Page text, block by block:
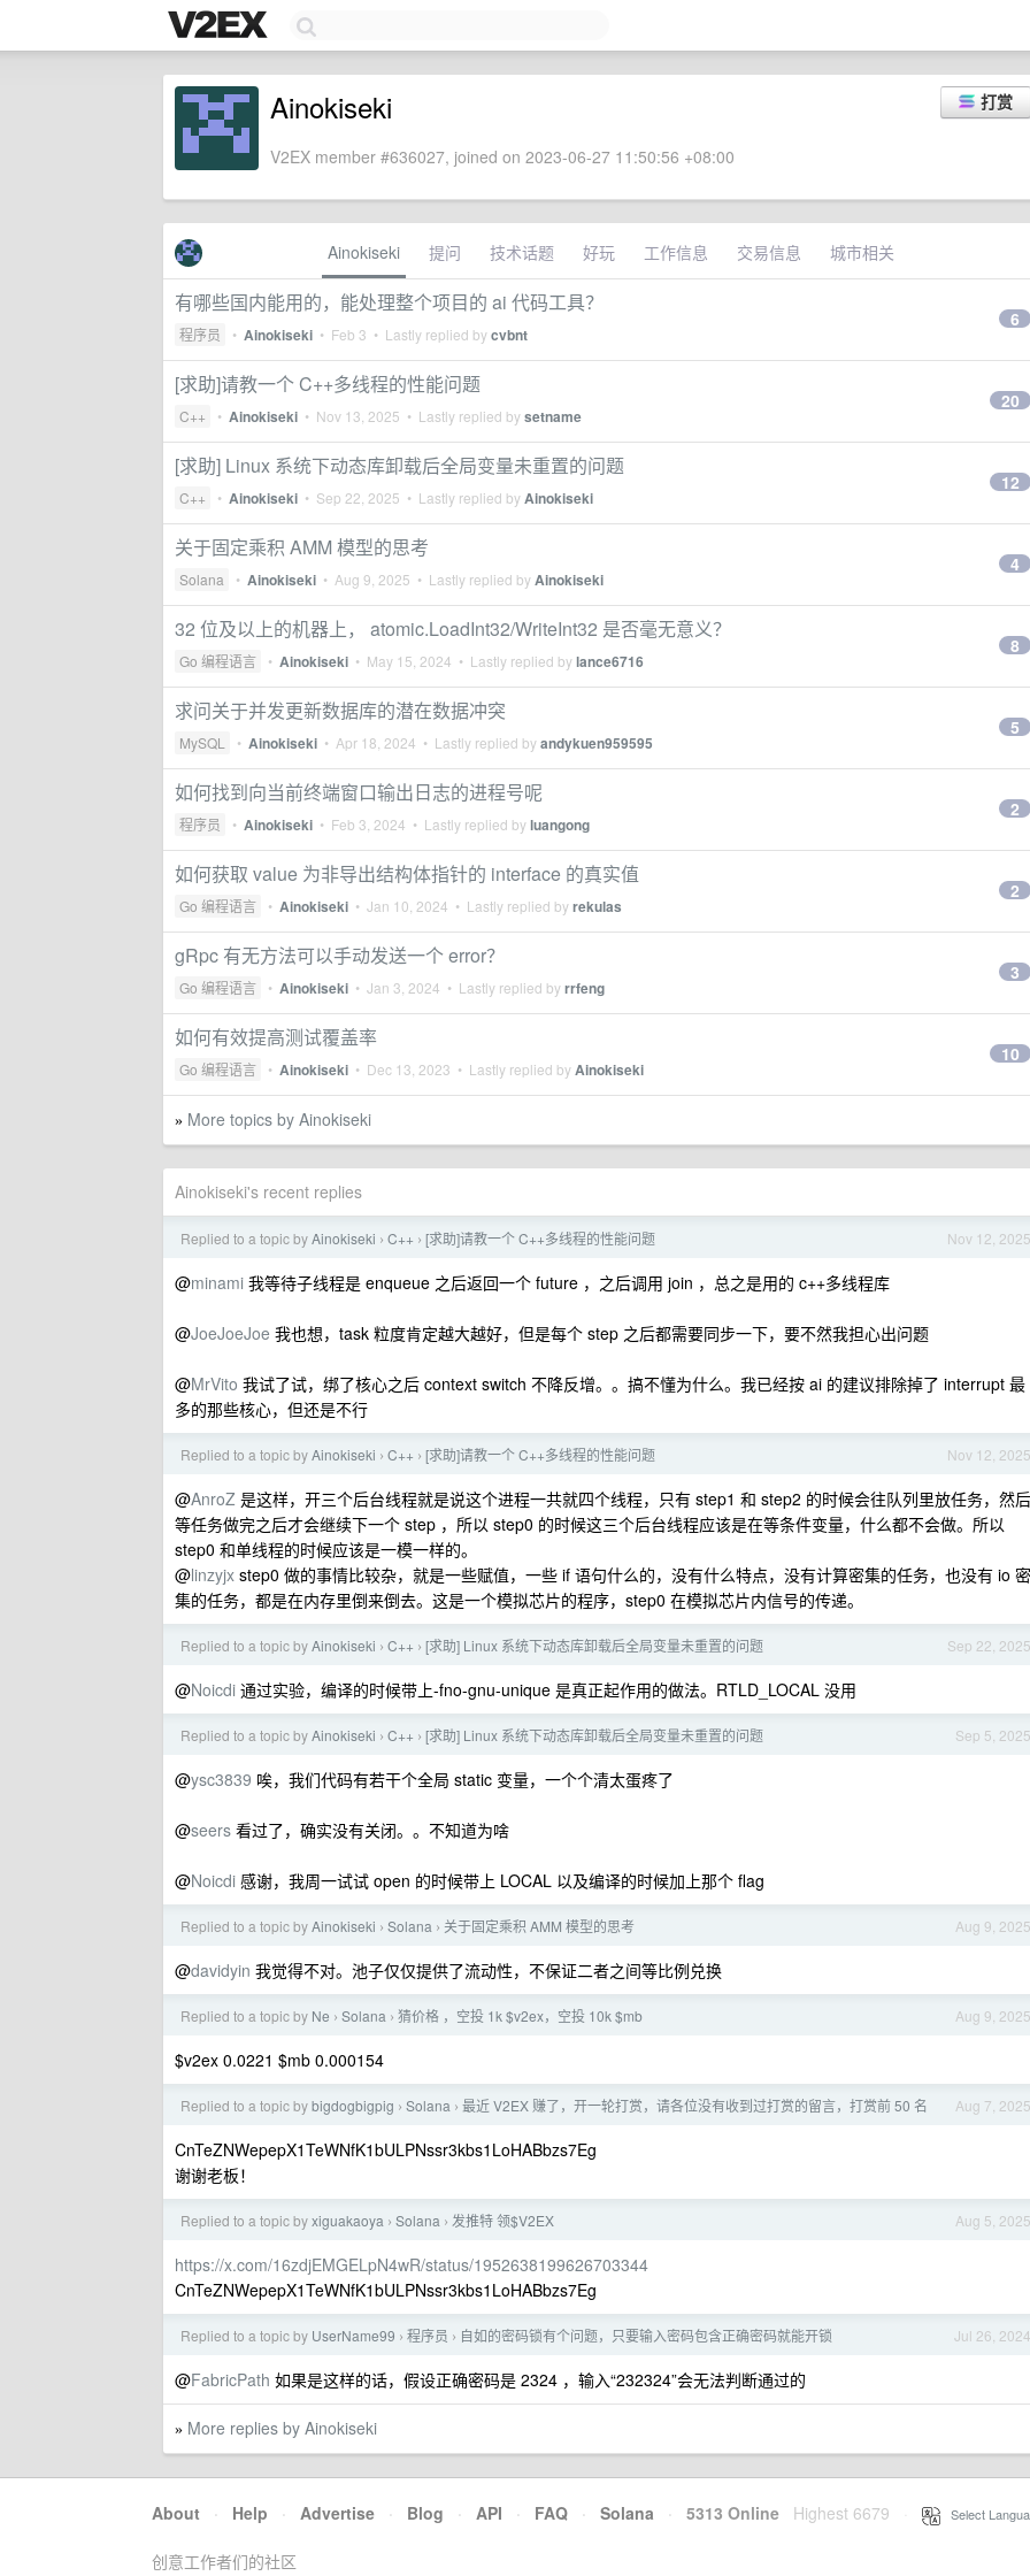
打赏
Ainokiseki
V2EX member #636027, joined on 2023-06-27 11:50:56 +08:00
Ainokiseki 提问 技术话题 好玩 工作信息 交易信息 城市相关
有哪些国内能用的，能处理整个项目的 ai 代码工具？
程序员 • Ainokiseki • Feb 3 • Lastly replied bycvbnt
6
[求助]请教一个 C++多线程的性能问题
C++ • Ainokiseki • Nov 13, 2025 • Lastly replied bysetname
20
[求助] Linux 系统下动态库卸载后全局变量未重置的问题
C++ • Ainokiseki • Sep 22, 2025 • Lastly replied byAinokiseki
12
关于固定乘积 AMM 模型的思考
Solana • Ainokiseki • Aug 9, 2025 • Lastly replied byAinokiseki
4
32 位及以上的机器上， atomic.LoadInt32/WriteInt32 是否毫无意义？
Go 编程语言 • Ainokiseki • May 15, 2024 • Lastly replied bylance6716
8
求问关于并发更新数据库的潜在数据冲突
MySQL • Ainokiseki • Apr 18, 2024 • Lastly replied byandykuen959595
5
如何找到向当前终端窗口输出日志的进程号呢
程序员 • Ainokiseki • Feb 3, 2024 • Lastly replied byluangong
2
如何获取 value 为非导出结构体指针的 interface 的真实值
Go 编程语言 • Ainokiseki • Jan 10, 2024 • Lastly replied byrekulas
2
gRpc 有无方法可以手动发送一个 error？
Go 编程语言 • Ainokiseki • Jan 3, 2024 • Lastly replied byrrfeng
3
如何有效提高测试覆盖率
Go 编程语言 • Ainokiseki • Dec 13, 2023 • Lastly replied byAinokiseki
10
» More topics by Ainokiseki
Ainokiseki's recent replies
Nov 12, 2025
Replied to a topic byAinokiseki › C++ › [求助]请教一个 C++多线程的性能问题
@minami 我等待子线程是 enqueue 之后返回一个 future ，之后调用 join ，总之是用的 c++多线程库
@JoeJoeJoe 我也想，task 粒度肯定越大越好，但是每个 step 之后都需要同步一下，要不然我担心出问题
@MrVito 我试了试，绑了核心之后 context switch 不降反增。。搞不懂为什么。我已经按 ai 的建议排除掉了 interrupt 最
多的那些核心，但还是不行
Nov 12, 2025
Replied to a topic byAinokiseki › C++ › [求助]请教一个 C++多线程的性能问题
@AnroZ 是这样，开三个后台线程就是说这个进程一共就四个线程，只有 step1 和 step2 的时候会往队列里放任务，然后
等任务做完之后才会继续下一个 step ，所以 step0 的时候这三个后台线程应该是在等条件变量，什么都不会做。所以
step0 和单线程的时候应该是一模一样的。
@linzyjx step0 做的事情比较杂，就是一些赋值，一些 if 语句什么的，没有什么特点，没有计算密集的任务，也没有 io 密
集的任务，都是在内存里倒来倒去。这是一个模拟芯片的程序，step0 在模拟芯片内信号的传递。
Sep 22, 2025
Replied to a topic byAinokiseki › C++ › [求助] Linux 系统下动态库卸载后全局变量未重置的问题
@Noicdi 通过实验，编译的时候带上-fno-gnu-unique 是真正起作用的做法。RTLD_LOCAL 没用
Sep 5, 2025
Replied to a topic byAinokiseki › C++ › [求助] Linux 系统下动态库卸载后全局变量未重置的问题
@ysc3839 唉，我们代码有若干个全局 static 变量，一个个清太蛋疼了
@seers 看过了，确实没有关闭。。不知道为啥
@Noicdi 感谢，我周一试试 open 的时候带上 LOCAL 以及编译的时候加上那个 flag
Aug 9, 2025
Replied to a topic byAinokiseki › Solana › 关于固定乘积 AMM 模型的思考
@davidyin 我觉得不对。池子仅仅提供了流动性，不保证二者之间等比例兑换
Aug 9, 2025
Replied to a topic by Ne › Solana › 猜价格 ，空投 1k $v2ex，空投 10k $mb
$v2ex 0.0221 $mb 0.000154
Aug 7, 2025
Replied to a topic bybigdogbigpig › Solana › 最近 V2EX 赚了，开一轮打赏，请各位没有收到过打赏的留言，打赏前 50 名
CnTeZNWepepX1TeWNfK1bULPNssr3kbs1LoHABbzs7Eg
谢谢老板！
Aug 5, 2025
Replied to a topic byxiguakaoya › Solana › 发推特 领$V2EX
https://x.com/16zdjEMGELpN4wR/status/1952638199626703344
CnTeZNWepepX1TeWNfK1bULPNssr3kbs1LoHABbzs7Eg
Jul 26, 2024
Replied to a topic by UserName99 › 程序员 › 自如的密码锁有个问题，只要输入密码包含正确密码就能开锁
@FabricPath 如果是这样的话，假设正确密码是 2324 ，输入“232324”会无法判断通过的
» More replies by Ainokiseki
About · Help · Advertise · Blog · API · FAQ · Solana · 5313 Online Highest 6679 Select
创意工作者们的社区